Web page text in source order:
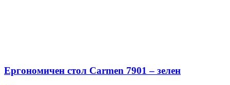
Ергономичен стол Carmen 7901 – зелен